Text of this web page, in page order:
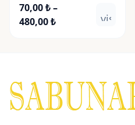
70,00₺–
480,00₺Fiyat
visibility